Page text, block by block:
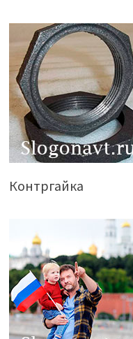
Контргайка